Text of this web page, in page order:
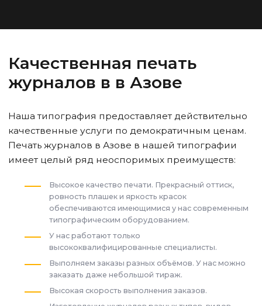
Качественная печать
журналов в в Азове
Наша типография предоставляет действительно
качественные услуги по демократичным ценам.
Печать журналов в Азове в нашей типографии
имеет целый ряд неоспоримых преимуществ:
Высокое качество печати. Прекрасный оттиск,
ровность плашек и яркость красок
обеспечиваются имеющимися у нас современным
типографическим оборудованием.
У нас работают только
высококвалифицированные специалисты.
Выполняем заказы разных объёмов. У нас можно
заказать даже небольшой тираж.
Высокая скорость выполнения заказов.